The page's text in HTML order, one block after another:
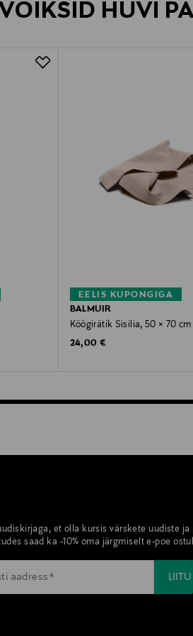
HUVI
EELIS KUPONGIGA
BALMUIR
Köögirätik Sisilia, 50 × 70 cm
Original Price
24,00 €
et olla kursis värskete uudiste ja
saad ka -10% oma järgmiselt e-poe